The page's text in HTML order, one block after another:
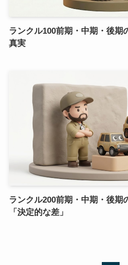
ランクル100前期・中期・後期
真実
ランクル200前期・中期・後期
「決定的な差」